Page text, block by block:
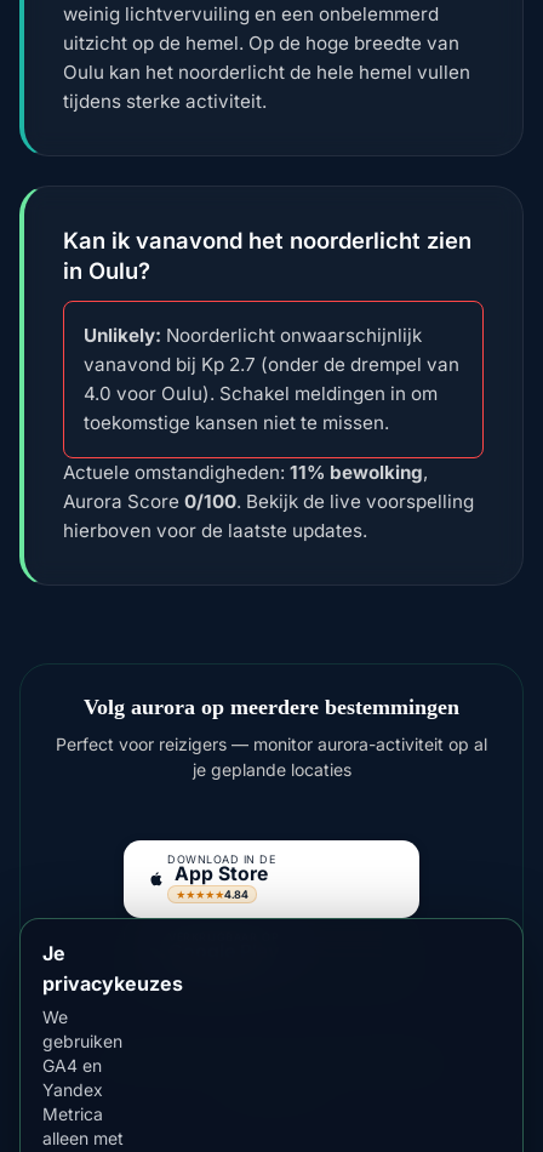
weinig lichtvervuiling en een onbelemmerd
uitzicht op de hemel. Op de hoge breedte van
Oulu kan het noorderlicht de hele hemel vullen
tijdens sterke activiteit.
Kan ik vanavond het noorderlicht zien
in Oulu?
Unlikely: Noorderlicht onwaarschijnlijk
vanavond bij Kp 2.7 (onder de drempel van
4.0 voor Oulu). Schakel meldingen in om
toekomstige kansen niet te missen.
Actuele omstandigheden: 11% bewolking,
Aurora Score 0/100. Bekijk de live voorspelling
hierboven voor de laatste updates.
Volg aurora op meerdere bestemmingen
Perfect voor reizigers — monitor aurora-activiteit op al
je geplande locaties
DOWNLOAD IN DE
App Store
★★★★★4.84
Voor helderdere shows overweeg
Je
privacykeuzes
We
gebruiken
GA4 en
Yandex
Metrica
alleen met